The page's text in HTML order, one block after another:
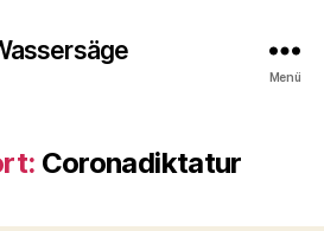
Menü
Coronadiktatur